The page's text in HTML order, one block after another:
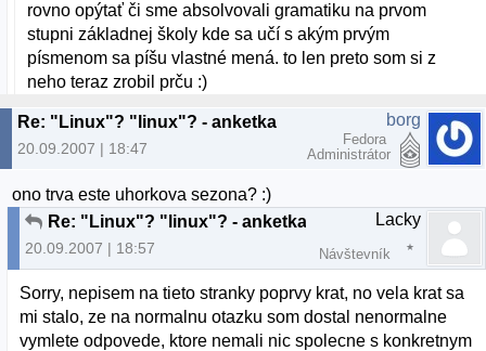
rovno opýtať či sme absolvovali gramatiku na prvom
stupni základnej školy kde sa učí s akým prvým
písmenom sa píšu vlastné mená. to len preto som si z
neho teraz zrobil prču :)
Re: "Linux"? "linux"? - anketka
20.09.2007 | 18:47
borg
Fedora
Administrátor
ono trva este uhorkova sezona? :)
Re: "Linux"? "linux"? - anketka
20.09.2007 | 18:57
Lacky
Návštevník
Sorry, nepisem na tieto stranky poprvy krat, no vela krat sa
mi stalo, ze na normalnu otazku som dostal nenormalne
vymlete odpovede, ktore nemali nic spolecne s konkretnym